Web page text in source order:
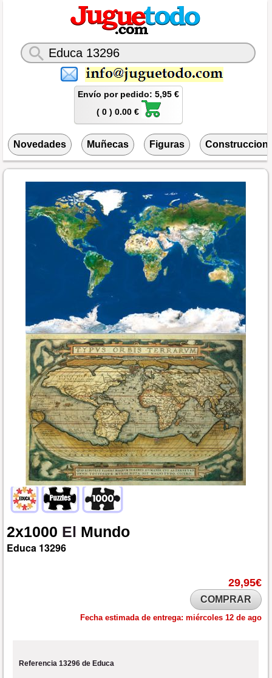
Envío por pedido: 5,95 €
( 0 ) 0.00 €
Novedades Muñecas Figuras
2x1000 El Mundo
Educa 13296
29,95€
COMPRAR
Fecha estimada de entrega: miércoles 12 de ago
Referencia 13296 de Educa